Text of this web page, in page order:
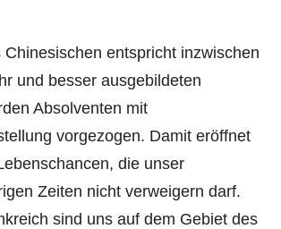
entspricht inzwischen
und besser ausgebildeten
Absolventen mit
vorgezogen. Damit eröffnet
die unser
Zeiten nicht verweigern darf.
sind uns auf dem Gebiet des